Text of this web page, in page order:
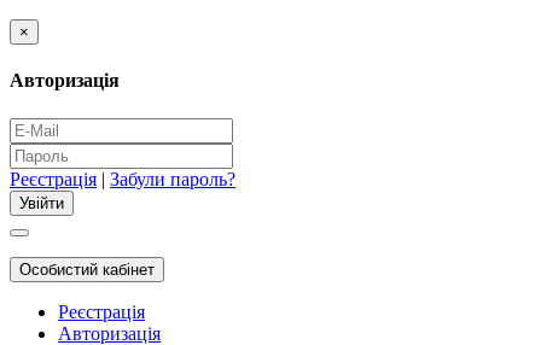
×
Авторизація
Реєстрація | Забули пароль?
Особистий кабінет
Реєстрація
Авторизація